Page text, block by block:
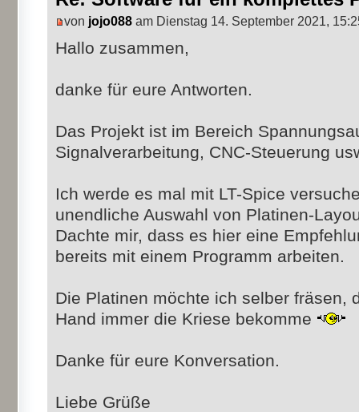
von jojo088 am Dienstag 14. September 2021,
Hallo zusammen,
danke für eure Antworten.
Das Projekt ist im Bereich
Signalverarbeitung, CNC-Steuerung
Ich werde es mal mit LT-Spice
unendliche Auswahl von Platinen-
Dachte mir, dass es hier eine
bereits mit einem Programm arbeiten.
Die Platinen möchte ich selber fräsen,
Hand immer die Kriese bekomme
Danke für eure Konversation.
Liebe Grüße